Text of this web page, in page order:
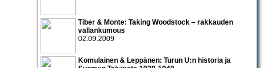
Tiber & Monte: Taking Woodstock – rakkauden
vallankumous
02.09.2009
Komulainen & Leppänen: Turun U:n historia ja